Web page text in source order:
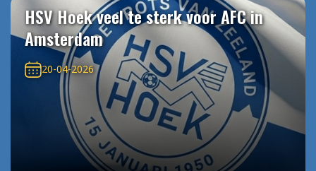
HSV Hoek veel te sterk voor AFC in
Amsterdam
20-04-2026